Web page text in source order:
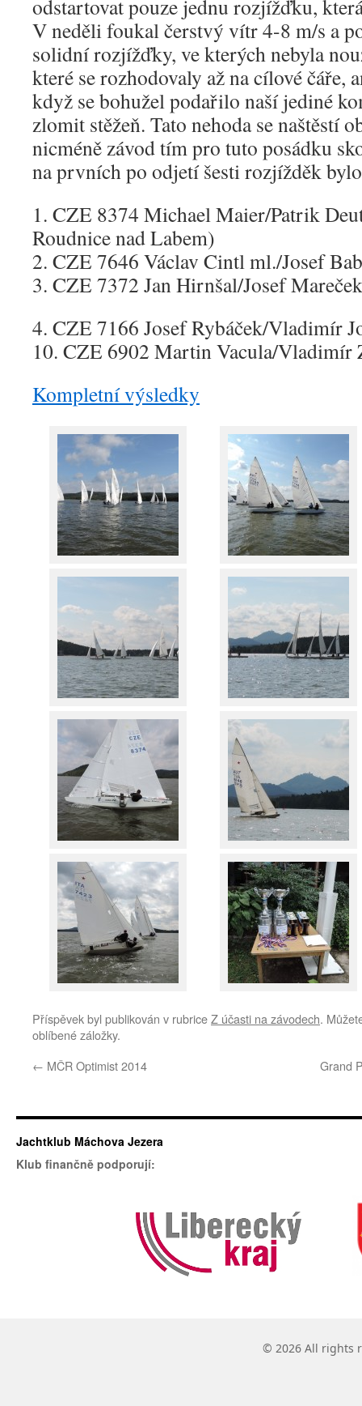
odstartovat pouze jednu rozjížďku,
V neděli foukal čerstvý vítr 4-8 m/s a
solidní rozjížďky, ve kterých nebyla
které se rozhodovaly až na cílové čáře,
když se bohužel podařilo naší jediné
zlomit stěžeň. Tato nehoda se naštěstí
nicméně závod tím pro tuto posádku
na prvních po odjetí šesti rozjížděk
1. CZE 8374 Michael Maier/Patrik
Roudnice nad Labem)
2. CZE 7646 Václav Cintl ml./Josef
3. CZE 7372 Jan Hirnšal/Josef
4. CZE 7166 Josef Rybáček/Vladimír
10. CZE 6902 Martin Vacula/
Kompletní výsledky
Příspěvek byl publikován v rubriceZ účasti na závodech.
oblíbené záložky.
← MČR Optimist 2014 Grand
Jachtklub Máchova Jezera
Klub finančně podporují:
© 2026 All rights